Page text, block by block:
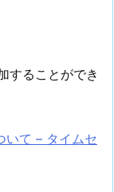
することができ
いて – タイムセ